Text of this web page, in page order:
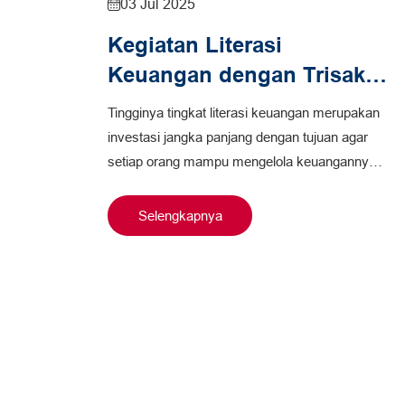
03 Jul 2025
Kegiatan Literasi
Keuangan dengan Trisakti
School of Management
(TSM)
Tingginya tingkat literasi keuangan merupakan
investasi jangka panjang dengan tujuan agar
setiap orang mampu mengelola keuangannya
pengetahuan di bidang…
Selengkapnya